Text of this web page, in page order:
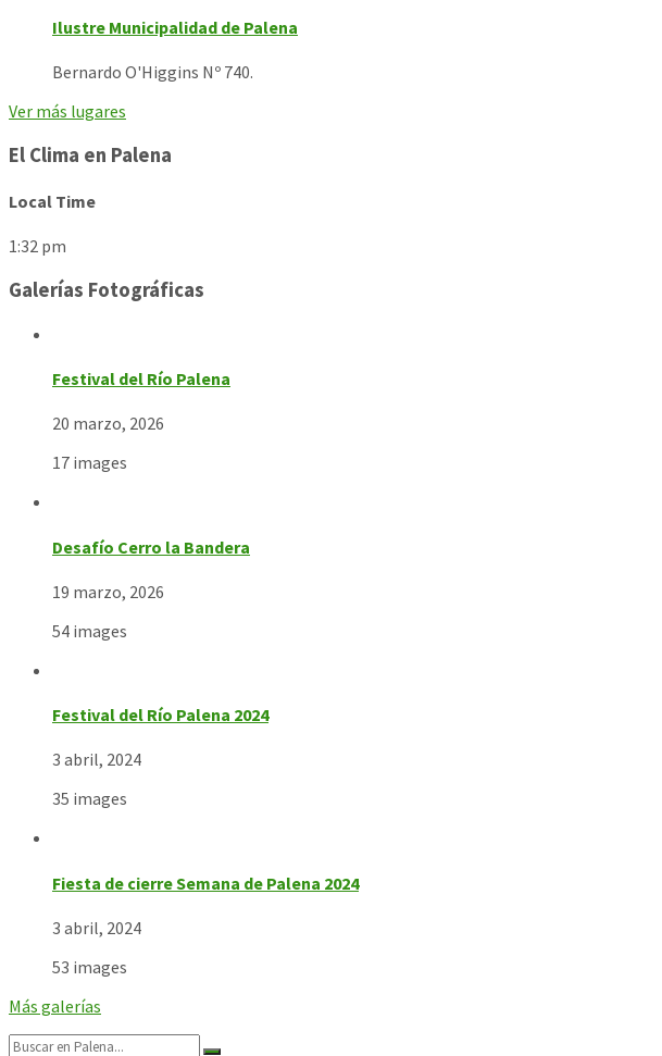
Ilustre Municipalidad de Palena
Bernardo O'Higgins Nº 740.
Ver más lugares
El Clima en Palena
Local Time
1:32 pm
Galerías Fotográficas
Festival del Río Palena
20 marzo, 2026
17 images
Desafío Cerro la Bandera
19 marzo, 2026
54 images
Festival del Río Palena 2024
3 abril, 2024
35 images
Fiesta de cierre Semana de Palena 2024
3 abril, 2024
53 images
Más galerías
Search: